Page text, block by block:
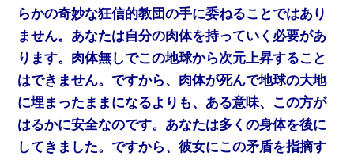
らかの奇妙な狂信的教団の手に委ねることではあり
ません。あなたは自分の肉体を持っていく必要があ
ります。肉体無しでこの地球から次元上昇すること
はできません。ですから、肉体が死んで地球の大地
に埋まったままになるよりも、ある意味、この方が
はるかに安全なのです。あなたは多くの身体を後に
してきました。ですから、彼女にこの矛盾を指摘す